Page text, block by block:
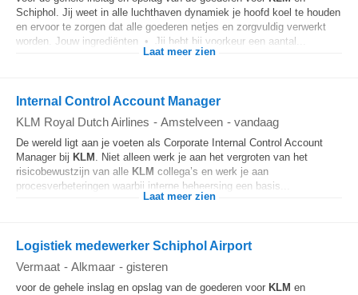
Schiphol. Jij weet in alle luchthaven dynamiek je hoofd koel te houden
en ervoor te zorgen dat alle goederen netjes en zorgvuldig verwerkt
worden. Jouw ingrediënten • Jij hebt bij voorkeur een aantal...
Laat meer zien
Internal Control Account Manager
KLM Royal Dutch Airlines - Amstelveen - vandaag
De wereld ligt aan je voeten als Corporate Internal Control Account
Manager bij KLM . Niet alleen werk je aan het vergroten van het
risicobewustzijn van alle KLM collega’s en werk je aan
procesverbeteringen waarbij interne beheersing een basis...
Laat meer zien
Logistiek medewerker Schiphol Airport
Vermaat - Alkmaar - gisteren
voor de gehele inslag en opslag van de goederen voor KLM en